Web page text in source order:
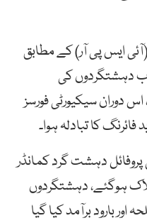
ایس پی آر) کے مطابق
دہشتگردوں کی
دوران سیکیورٹی فورسز
کا تبادلہ ہوا۔
دہشت گرد کمانڈر
دہشتگرد ہلاک ہوگئے، دہشتگردوں
بارود برآمد کیا گیا